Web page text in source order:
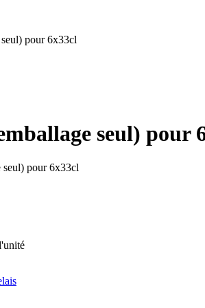
pour 6x33cl
seul) pour